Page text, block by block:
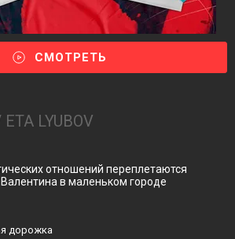
СМОТРЕТЬ
ETA LYUBOV
отношений переплетаются
в маленьком городе
дорожка